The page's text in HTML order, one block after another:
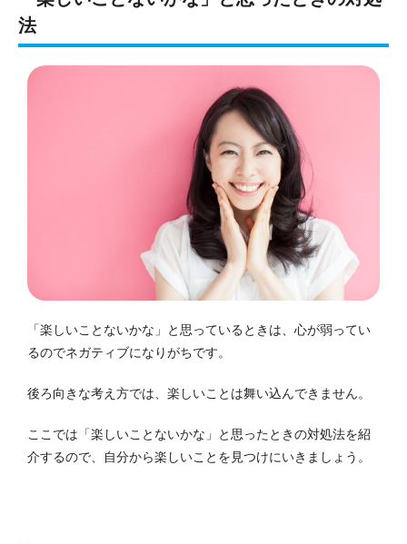
法
「楽しいことないかな」と思っているときは、心が弱ってい
るのでネガティブになりがちです。
後ろ向きな考え方では、楽しいことは舞い込んできません。
ここでは「楽しいことないかな」と思ったときの対処法を紹
介するので、自分から楽しいことを見つけにいきましょう。